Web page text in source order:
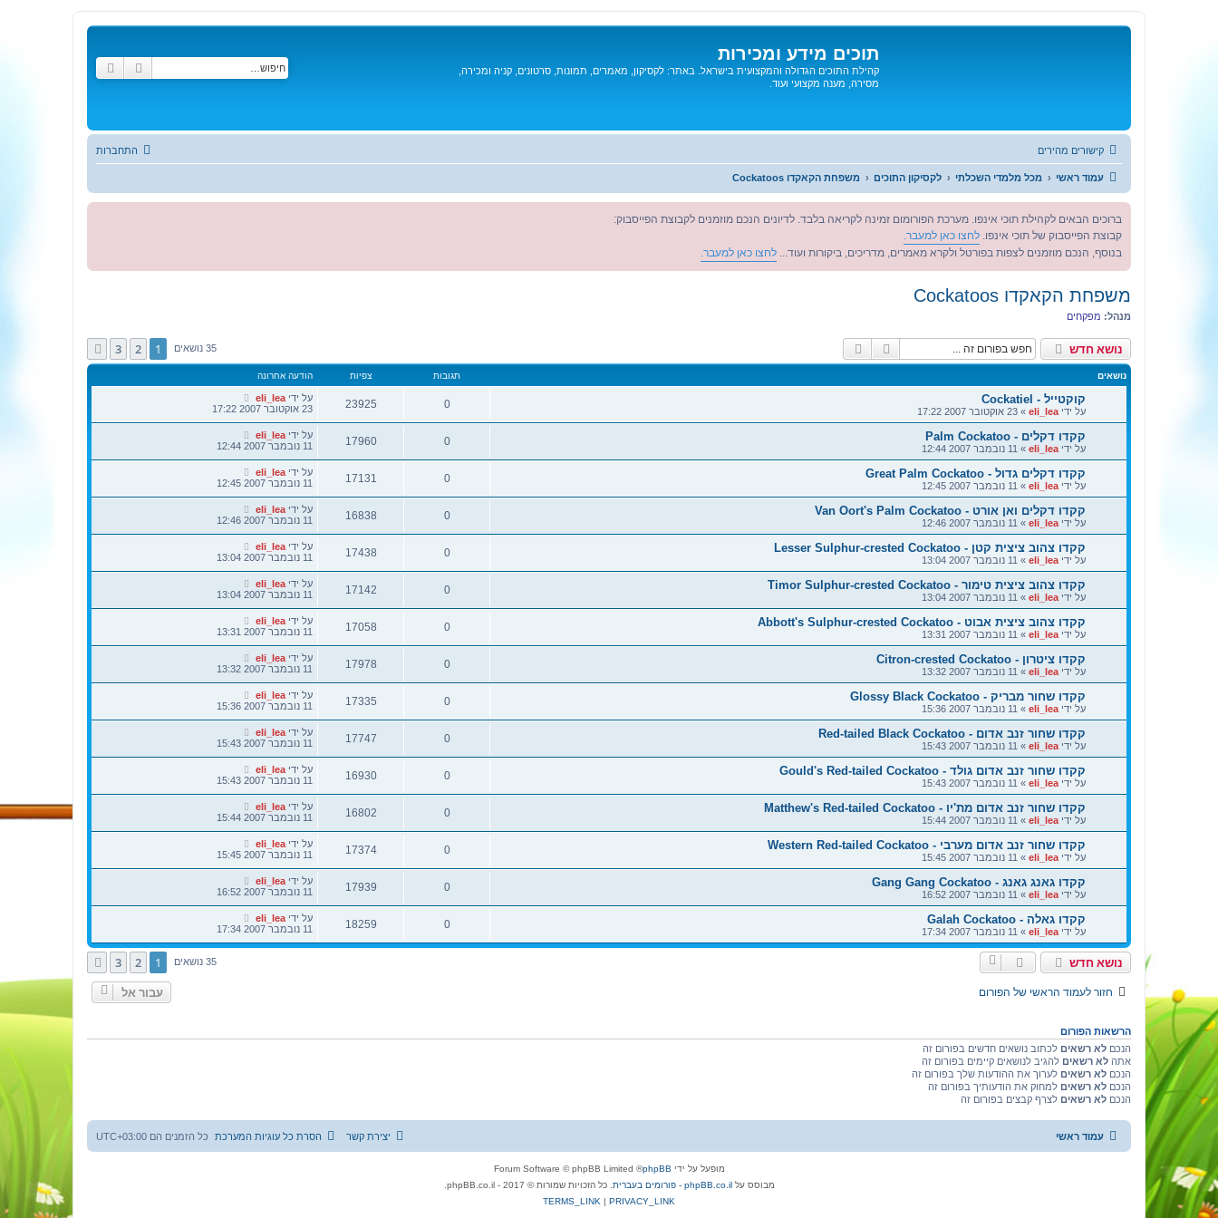
תוכים מידע ומכירות
קהילת התוכים הגדולה והמקצועית בישראל. באתר: לקסיקון, מאמרים, תמונות, סרטונים, קניה ומכירה,
מסירה, מענה מקצועי ועוד.
חיפוש
קישורים מהירים התחברות
עמוד ראשי מכל מלמדי השכלתי לקסיקון התוכים משפחת הקאקדו Cockatoos
ברוכים הבאים לקהילת תוכי אינפו. מערכת הפורומום זמינה לקריאה בלבד. לדיונים הנכם מוזמנים לקבוצת הפייסבוק:
קבוצת הפייסבוק של תוכי אינפו. לחצו כאן למעבר.
בנוסף, הנכם מוזמנים לצפות בפורטל ולקרא מאמרים, מדריכים, ביקורות ועוד... לחצו כאן למעבר.
משפחת הקאקדו Cockatoos
מנהל: מפקחים
נושא חדש חיפוש 35 נושאים 1
2
3 הבא
נושאים תגובות צפיות הודעה אחרונה
קוקטייל - Cockatiel
על ידי eli_lea
» 23 אוקטובר 2007 17:22
0
23925 על ידי eli_lea
23 אוקטובר 2007 17:22
קקדו דקלים - Palm Cockatoo
על ידי eli_lea
» 11 נובמבר 2007 12:44
0
17960 על ידי eli_lea
11 נובמבר 2007 12:44
קקדו דקלים גדול - Great Palm Cockatoo
על ידי eli_lea
» 11 נובמבר 2007 12:45
0
17131 על ידי eli_lea
11 נובמבר 2007 12:45
קקדו דקלים ואן אורט - Van Oort's Palm Cockatoo
על ידי eli_lea
» 11 נובמבר 2007 12:46
0
16838 על ידי eli_lea
11 נובמבר 2007 12:46
קקדו צהוב ציצית קטן - Lesser Sulphur-crested Cockatoo
על ידי eli_lea
» 11 נובמבר 2007 13:04
0
17438 על ידי eli_lea
11 נובמבר 2007 13:04
קקדו צהוב ציצית טימור - Timor Sulphur-crested Cockatoo
על ידי eli_lea
» 11 נובמבר 2007 13:04
0
17142 על ידי eli_lea
11 נובמבר 2007 13:04
קקדו צהוב ציצית אבוט - Abbott's Sulphur-crested Cockatoo
על ידי eli_lea
» 11 נובמבר 2007 13:31
0
17058 על ידי eli_lea
11 נובמבר 2007 13:31
קקדו ציטרון - Citron-crested Cockatoo
על ידי eli_lea
» 11 נובמבר 2007 13:32
0
17978 על ידי eli_lea
11 נובמבר 2007 13:32
קקדו שחור מבריק - Glossy Black Cockatoo
על ידי eli_lea
» 11 נובמבר 2007 15:36
0
17335 על ידי eli_lea
11 נובמבר 2007 15:36
קקדו שחור זנב אדום - Red-tailed Black Cockatoo
על ידי eli_lea
» 11 נובמבר 2007 15:43
0
17747 על ידי eli_lea
11 נובמבר 2007 15:43
קקדו שחור זנב אדום גולד - Gould's Red-tailed Cockatoo
על ידי eli_lea
» 11 נובמבר 2007 15:43
0
16930 על ידי eli_lea
11 נובמבר 2007 15:43
קקדו שחור זנב אדום מת'יו - Matthew's Red-tailed Cockatoo
על ידי eli_lea
» 11 נובמבר 2007 15:44
0
16802 על ידי eli_lea
11 נובמבר 2007 15:44
קקדו שחור זנב אדום מערבי - Western Red-tailed Cockatoo
על ידי eli_lea
» 11 נובמבר 2007 15:45
0
17374 על ידי eli_lea
11 נובמבר 2007 15:45
קקדו גאנג גאנג - Gang Gang Cockatoo
על ידי eli_lea
» 11 נובמבר 2007 16:52
0
17939 על ידי eli_lea
11 נובמבר 2007 16:52
קקדו גאלה - Galah Cockatoo
על ידי eli_lea
» 11 נובמבר 2007 17:34
0
18259 על ידי eli_lea
11 נובמבר 2007 17:34
נושא חדש 35 נושאים 1
2
3 הבא
חזור לעמוד הראשי של הפורום עבור אל
הרשאות הפורום
הנכם לא רשאים לכתוב נושאים חדשים בפורום זה
אתה לא רשאים להגיב לנושאים קיימים בפורום זה
הנכם לא רשאים לערוך את ההודעות שלך בפורום זה
הנכם לא רשאים למחוק את הודעותיך בפורום זה
הנכם לא רשאים לצרף קבצים בפורום זה
עמוד ראשי כל הזמנים הם UTC+03:00 הסרת כל עוגיות המערכת יצירת קשר
מופעל על ידי phpBB
® Forum Software © phpBB Limited
מבוסס עלphpBB.co.il - פורומים בעברית
. כל הזכויות שמורות © 2017 - phpBB.co.il.
PRIVACY_LINK
|
TERMS_LINK